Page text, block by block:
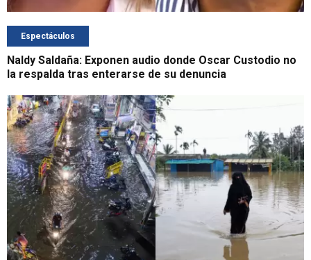
Espectáculos
Naldy Saldaña: Exponen audio donde Oscar Custodio no
la respalda tras enterarse de su denuncia